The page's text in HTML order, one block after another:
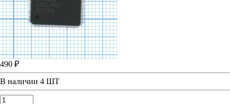
490 ₽
В наличии 4 ШТ